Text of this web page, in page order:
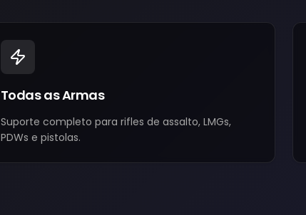
Todas as Armas
Suporte completo para rifles de assalto, LMGs,
PDWs e pistolas.